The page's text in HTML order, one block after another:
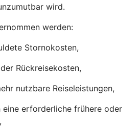
wird.
werden:
Stornokosten,
Rückreisekosten,
nutzbare Reiseleistungen,
eine erforderliche frühere oder